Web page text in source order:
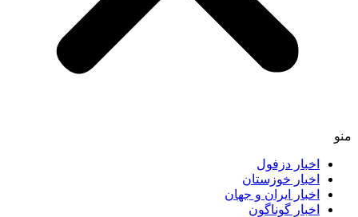
اخبار دزفول
اخبار خوزستان
اخبار ایران و جهان
اخبار گوناگون